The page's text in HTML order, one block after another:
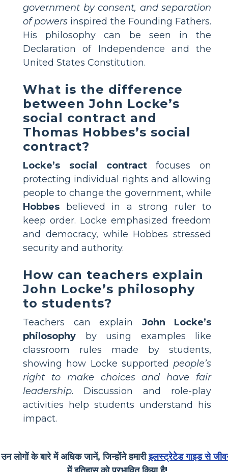
government by consent, and separation
of powers inspired the Founding Fathers.
His philosophy can be seen in the
Declaration of Independence and the
United States Constitution.
What is the difference
between John Locke’s
social contract and
Thomas Hobbes’s social
contract?
Locke’s social contractfocuses on
protecting individual rights and allowing
people to change the government, while
Hobbes believed in a strong ruler to
keep order. Locke emphasized freedom
and democracy, while Hobbes stressed
security and authority.
How can teachers explain
John Locke’s philosophy
to students?
Teachers can explain John Locke’s
philosophy by using examples like
classroom rules made by students,
showing how Locke supported people’s
right to make choices and have fair
leadership. Discussion and role-play
activities help students understand his
impact.
उन लोगों के बारे में अधिक जानें, जिन्होंने हमारीइलस्ट्रेटेड गाइड से